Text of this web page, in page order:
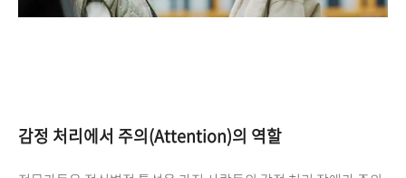
감정 처리에서 주의(Attention)의 역할